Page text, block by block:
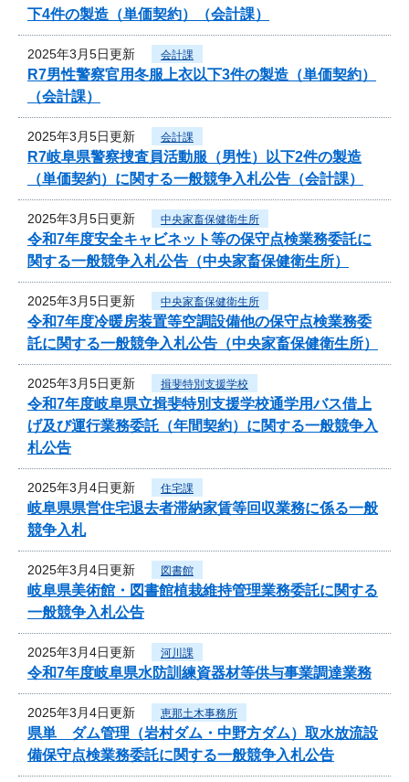
下4件の製造（単価契約）（会計課）
2025年3月5日更新 会計課
R7男性警察官用冬服上衣以下3件の製造（単価契約）
（会計課）
2025年3月5日更新 会計課
R7岐阜県警察捜査員活動服（男性）以下2件の製造
（単価契約）に関する一般競争入札公告（会計課）
2025年3月5日更新 中央家畜保健衛生所
令和7年度安全キャビネット等の保守点検業務委託に
関する一般競争入札公告（中央家畜保健衛生所）
2025年3月5日更新 中央家畜保健衛生所
令和7年度冷暖房装置等空調設備他の保守点検業務委
託に関する一般競争入札公告（中央家畜保健衛生所）
2025年3月5日更新 揖斐特別支援学校
令和7年度岐阜県立揖斐特別支援学校通学用バス借上
げ及び運行業務委託（年間契約）に関する一般競争入
札公告
2025年3月4日更新 住宅課
岐阜県県営住宅退去者滞納家賃等回収業務に係る一般
競争入札
2025年3月4日更新 図書館
岐阜県美術館・図書館植栽維持管理業務委託に関する
一般競争入札公告
2025年3月4日更新 河川課
令和7年度岐阜県水防訓練資器材等供与事業調達業務
2025年3月4日更新 恵那土木事務所
県単 ダム管理（岩村ダム・中野方ダム）取水放流設
備保守点検業務委託に関する一般競争入札公告